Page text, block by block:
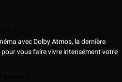
avec Dolby Atmos, la dernière
vous faire vivre intensément votre